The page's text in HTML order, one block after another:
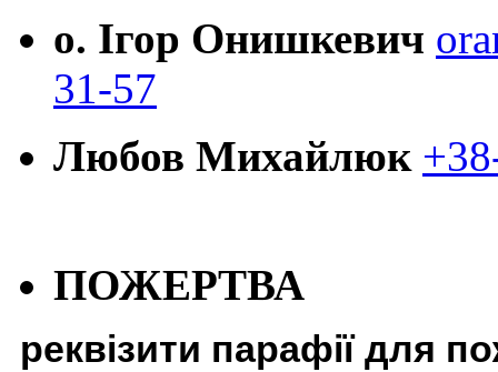
о. Ігор Онишкевич
31-57
Любов Михайлюк
ПОЖЕРТВА
реквізити парафії для